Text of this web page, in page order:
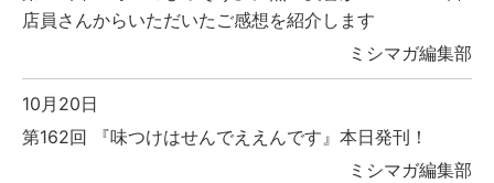
店員さんからいただいたご感想を紹介します
ミシマガ編集部
10月20日
第162回 『味つけはせんでええんです』本日発刊！
ミシマガ編集部